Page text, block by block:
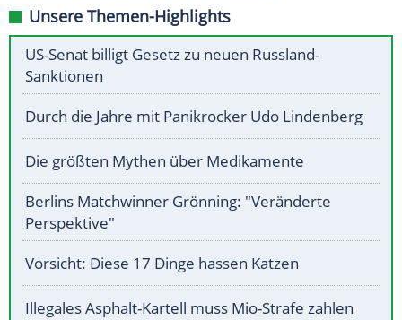
Unsere Themen-Highlights
US-Senat billigt Gesetz zu neuen Russland-
Sanktionen
Durch die Jahre mit Panikrocker Udo Lindenberg
Die größten Mythen über Medikamente
Berlins Matchwinner Grönning: "Veränderte
Perspektive"
Vorsicht: Diese 17 Dinge hassen Katzen
Illegales Asphalt-Kartell muss Mio-Strafe zahlen